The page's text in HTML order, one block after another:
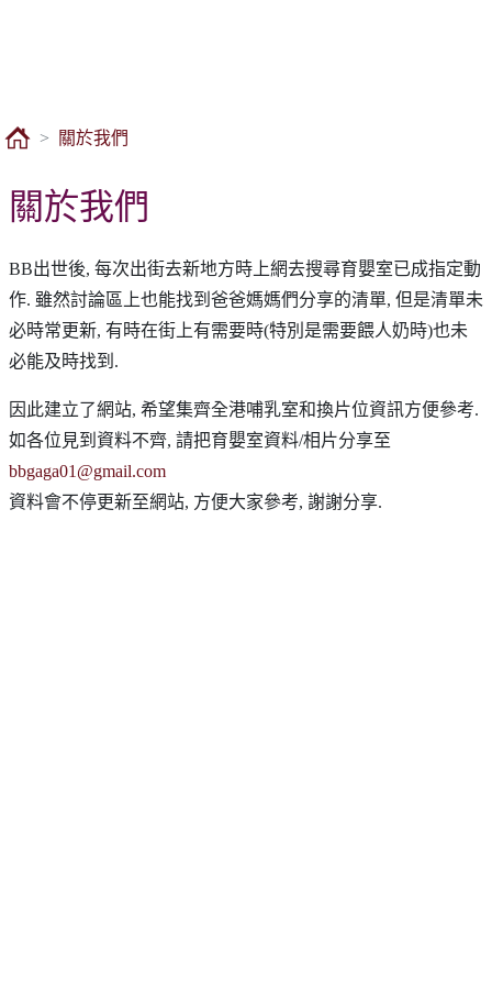
關於我們
關於我們
BB出世後, 每次出街去新地方時上網去搜尋育嬰室已成指定動
作. 雖然討論區上也能找到爸爸媽媽們分享的清單, 但是清單未
必時常更新, 有時在街上有需要時(特別是需要餵人奶時)也未
必能及時找到.
因此建立了網站, 希望集齊全港哺乳室和換片位資訊方便參考.
如各位見到資料不齊, 請把育嬰室資料/相片分享至
bbgaga01@gmail.com
資料會不停更新至網站, 方便大家參考, 謝謝分享.